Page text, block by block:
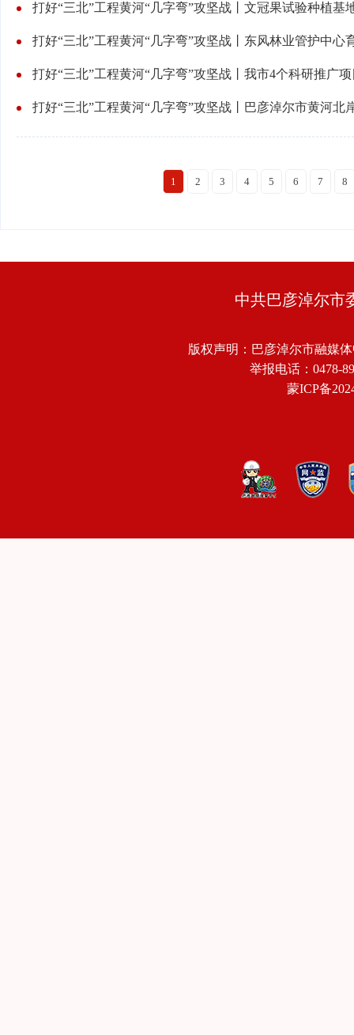
打好“三北”工程黄河“几字弯”攻坚战丨文冠果试验种植基
打好“三北”工程黄河“几字弯”攻坚战丨东风林业管护中心
打好“三北”工程黄河“几字弯”攻坚战丨我市4个科研推广
1 2 3 4 5 6 7 8
中共巴彦淖尔市
版权声明：巴彦淖尔市融媒
举报电话：0478-
蒙ICP备